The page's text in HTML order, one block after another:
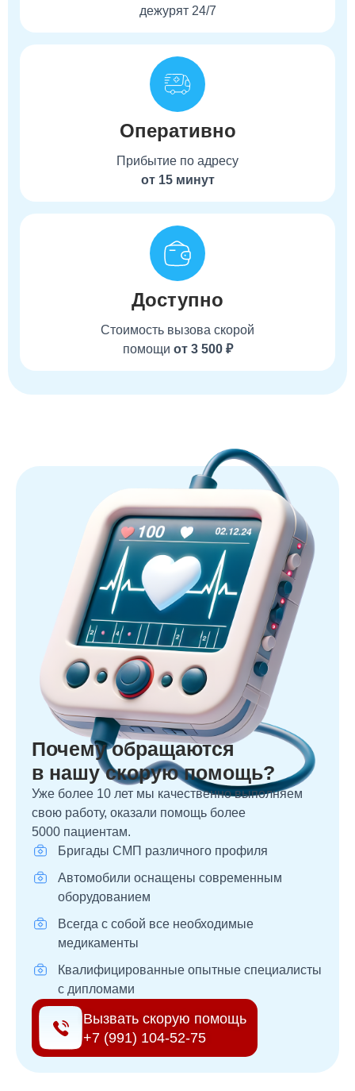
дежурят 24/7
Оперативно
Прибытие по адресу
от 15 минут
Доступно
Стоимость вызова скорой
помощи от 3 500 ₽
Почему обращаются
в нашу скорую помощь?
Уже более 10 лет мы качественно выполняем
свою работу, оказали помощь более
5000 пациентам.
Бригады СМП различного профиля
Автомобили оснащены современным
оборудованием
Всегда с собой все необходимые
медикаменты
Квалифицированные опытные специалисты
с дипломами
Вызвать скорую помощь
+7 (991) 104-52-75